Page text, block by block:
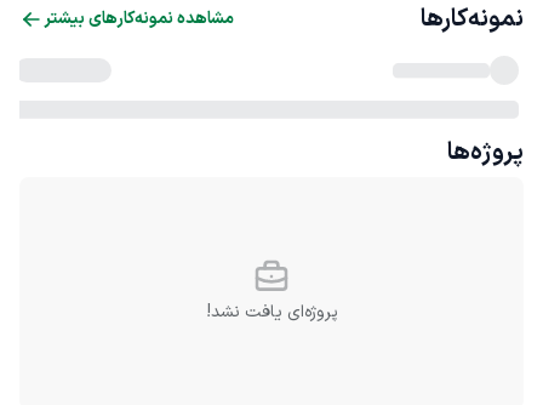
نمونه‌کارها مشاهده نمونه‌کارهای بیشتر
پروژه‌ها
پروژه‌ای یافت نشد!